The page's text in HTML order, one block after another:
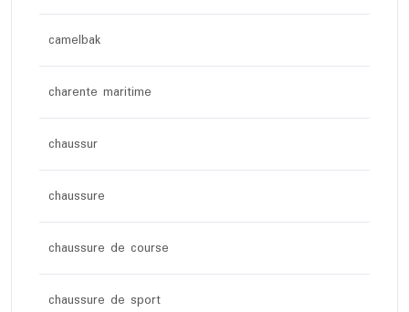
camelbak
charente maritime
chaussur
chaussure
chaussure de course
chaussure de sport